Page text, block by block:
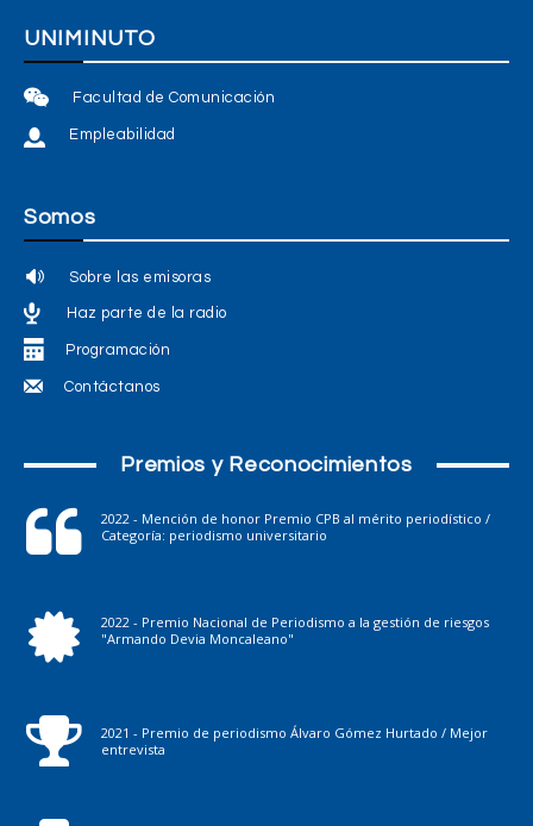
UNIMINUTO
Facultad de Comunicación
Empleabilidad
Somos
Sobre las emisoras
Haz parte de la radio
Programación
Contáctanos
Premios y Reconocimientos
2022 - Mención de honor Premio CPB al mérito periodístico /
Categoría: periodismo universitario
2022 - Premio Nacional de Periodismo a la gestión de riesgos
"Armando Devia Moncaleano"
2021 - Premio de periodismo Álvaro Gómez Hurtado / Mejor
entrevista